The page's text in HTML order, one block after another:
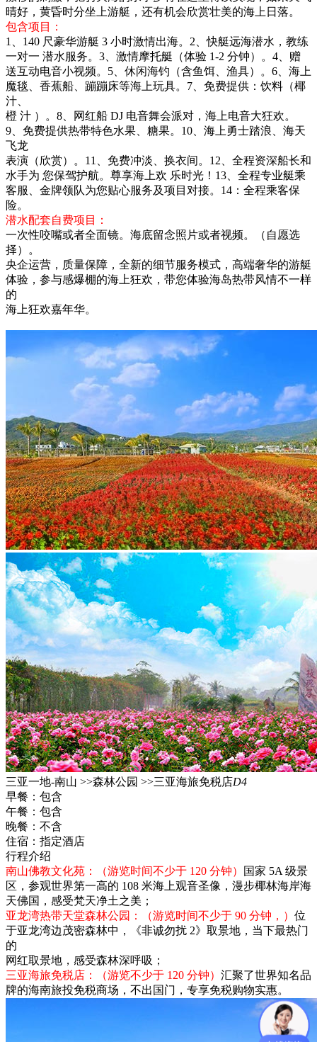
晴好，黄昏时分坐上游艇，还有机会欣赏壮美的海上日落。
包含项目：
1、140 尺豪华游艇 3 小时激情出海。2、快艇远海潜水，教练
一对一 潜水服务。3、激情摩托艇（体验 1-2 分钟）。4、赠
送互动电音小视频。5、休闲海钓（含鱼饵、渔具）。6、海上
魔毯、香蕉船、蹦蹦床等海上玩具。7、免费提供：饮料（椰
汁、
橙 汁 ）。8、网红船 DJ 电音舞会派对，海上电音大狂欢。
9、免费提供热带特色水果、糖果。10、海上勇士踏浪、海天
飞龙
表演（欣赏）。11、免费冲淡、换衣间。12、全程资深船长和
水手为 您保驾护航。尊享海上欢 乐时光！13、全程专业艇乘
客服、金牌领队为您贴心服务及项目对接。14：全程乘客保
险。
潜水配套自费项目：
一次性咬嘴或者全面镜。海底留念照片或者视频。（自愿选
择）。
央企运营，质量保障，全新的细节服务模式，高端奢华的游艇
体验，参与感爆棚的海上狂欢，带您体验海岛热带风情不一样
的
海上狂欢嘉年华。
三亚一地-南山 >>森林公园 >>三亚海旅免税店D4
早餐： 包含
午餐： 包含
晚餐： 不含
住宿： 指定酒店
行程介绍
南山佛教文化苑：（游览时间不少于 120 分钟）
国家 5A 级景
区，参观世界第一高的 108 米海上观音圣像，漫步椰林海岸海
天佛国，感受梵天净土之美；
亚龙湾热带天堂森林公园：（游览时间不少于 90 分钟，） 位
于亚龙湾边茂密森林中，《非诚勿扰 2》取景地，当下最热门
的
网红取景地，感受森林深呼吸；
三亚海旅免税店：（游览不少于 120 分钟） 汇聚了世界知名品
牌的海南旅投免税商场，不出国门，专享免税购物实惠。